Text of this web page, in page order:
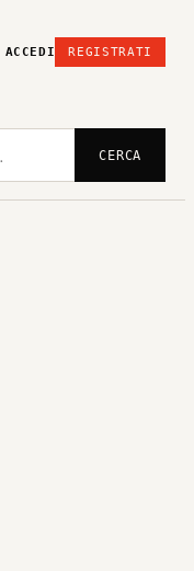
ACCEDI REGISTRATI
CERCA